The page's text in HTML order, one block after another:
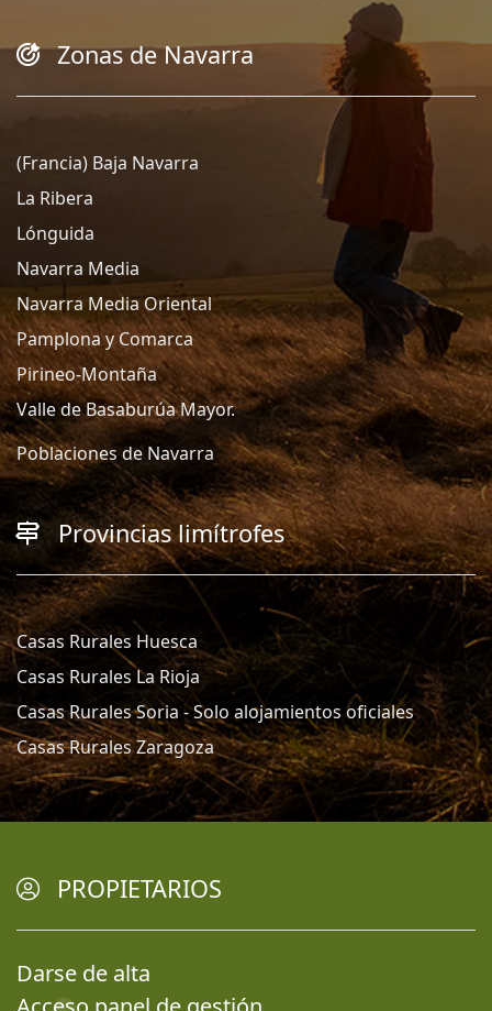
Zonas de Navarra
(Francia) Baja Navarra
La Ribera
Lónguida
Navarra Media
Navarra Media Oriental
Pamplona y Comarca
Pirineo-Montaña
Valle de Basaburúa Mayor.
Poblaciones de Navarra
Provincias limítrofes
Casas Rurales Huesca
Casas Rurales La Rioja
Casas Rurales Soria - Solo alojamientos oficiales
Casas Rurales Zaragoza
PROPIETARIOS
Darse de alta